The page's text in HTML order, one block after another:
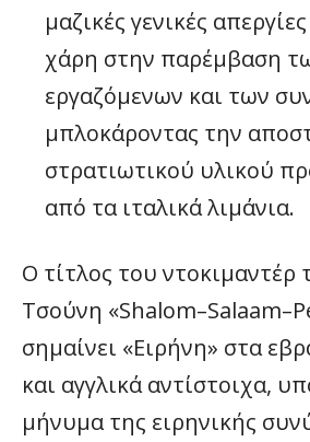
μαζικές γενικές
χάρη στην παρέμβαση
εργαζόμενων και των
μπλοκάροντας την
στρατιωτικού υλικού
από τα ιταλικά λιμάνια.
Ο τίτλος του ντοκιμαντέρ
Τσούνη
σημαίνει «Ειρήνη» στα
και αγγλικά αντίστοιχα,
μήνυμα της ειρηνικής